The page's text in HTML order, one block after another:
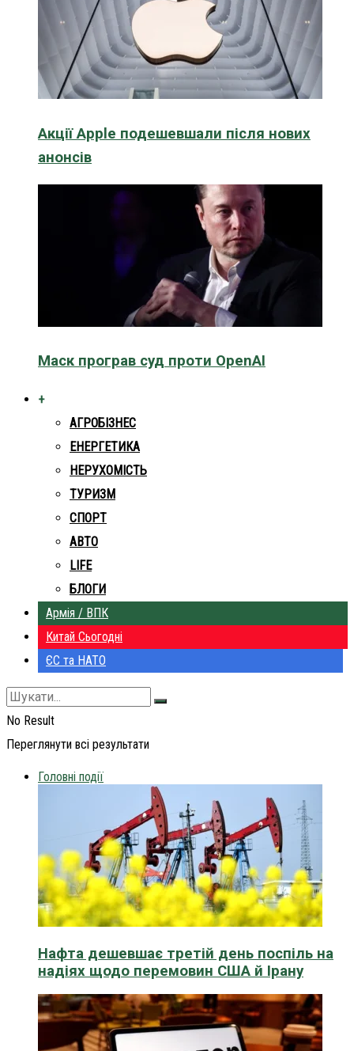
Акції Apple подешевшали після нових
анонсів
Маск програв суд проти OpenAI
+
АГРОБІЗНЕС
ЕНЕРГЕТИКА
НЕРУХОМІСТЬ
ТУРИЗМ
СПОРТ
АВТО
LIFE
БЛОГИ
Армія / ВПК
Китай Сьогодні
ЄС та НАТО
No Result
Переглянути всі результати
Головні події
Нафта дешевшає третій день поспіль на
надіях щодо перемовин США й Ірану